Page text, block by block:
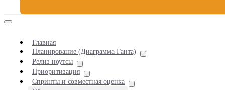
Главная
Планирование (Диаграмма Ганта)
Релиз ноутсы
Приоритизация
Спринты и совместная оценка